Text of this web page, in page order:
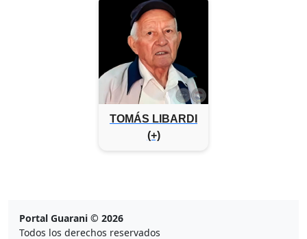
TOMÁS LIBARDI
(+)
Portal Guarani © 2026
Todos los derechos reservados